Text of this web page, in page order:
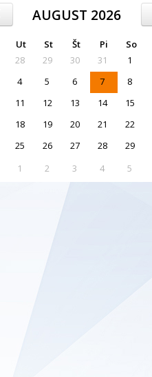
AUGUST 2026
Ut St Št Pi So
28 29 30 31 1
4 5 6 7 8
11 12 13 14 15
18 19 20 21 22
25 26 27 28 29
1 2 3 4 5